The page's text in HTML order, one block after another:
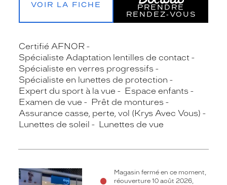
VOIR LA FICHE
PRENDRE
RENDEZ‑VOUS
Certifié AFNOR
Spécialiste Adaptation lentilles de contact
Spécialiste en verres progressifs
Spécialiste en lunettes de protection
Expert du sport à la vue
Espace enfants
Examen de vue
Prêt de montures
Assurance casse, perte, vol (Krys Avec Vous)
Lunettes de soleil
Lunettes de vue
Magasin fermé en ce moment,
réouverture 10 août 2026,